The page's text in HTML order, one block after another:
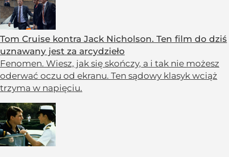
Tom Cruise kontra Jack Nicholson. Ten film do dziś
uznawany jest za arcydzieło
Fenomen. Wiesz, jak się skończy, a i tak nie możesz
oderwać oczu od ekranu. Ten sądowy klasyk wciąż
trzyma w napięciu.